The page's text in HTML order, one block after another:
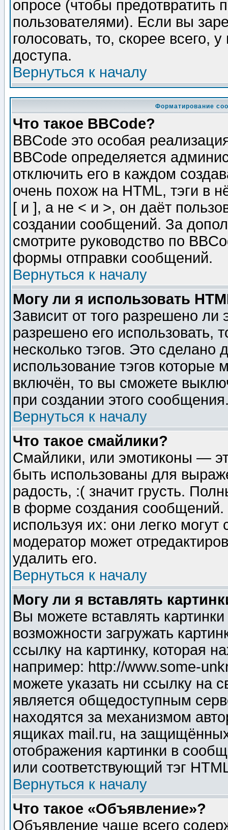
опросе (чтобы предотвратить
пользователями). Если вы
голосовать, то, скорее всего,
доступа.
Вернуться к началу
Форматирование
Что такое BBCode?
BBCode это особая
BBCode определяется
отключить его в каждом
очень похож на HTML, тэги в
[ и ], а не < и >, он даёт
создании сообщений. За
смотрите руководство по
формы отправки сообщений.
Вернуться к началу
Могу ли я использовать
Зависит от того разрешено
разрешено его использовать,
несколько тэгов. Это сделано
использование тэгов
включён, то вы сможете
при создании этого
Вернуться к началу
Что такое смайлики?
Смайлики, или эмотиконы —
быть использованы для
радость, :( значит грусть.
в форме создания сообщений.
используя их: они легко
модератор может
удалить его.
Вернуться к началу
Могу ли я вставлять
Вы можете вставлять
возможности загружать
ссылку на картинку, которая
например: http://www.some-
можете указать ни ссылку на
является общедоступным
находятся за механизмом
ящиках mail.ru, на
отображения картинки в
или соответствующий тэг
Вернуться к началу
Что такое «Объявление»?
Объявление чаще всего